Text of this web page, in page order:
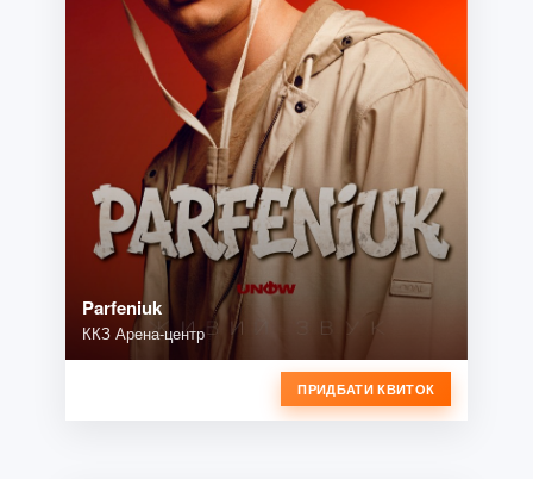
Parfeniuk
ККЗ Арена-центр
ПРИДБАТИ КВИТОК